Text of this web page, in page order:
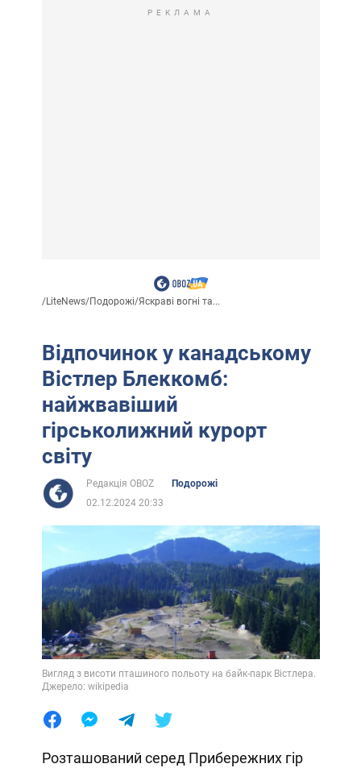
РЕКЛАМА
/LiteNews/Подорожі/Яскраві вогні та...
Відпочинок у канадському
Вістлер Блеккомб:
найжвавіший
гірськолижний курорт
світу
Редакція OBOZ
Подорожі
02.12.2024 20:33
Вигляд з висоти пташиного польоту на байк-парк Вістлера.
Джерело: wikipedia
Розташований серед Прибережних гір